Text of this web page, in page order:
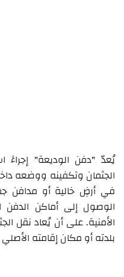
يُعدّ "دفن الوديعة" إجراءً
الجثمان وتكفينه ووضعه
في أرضٍ خالية أو مدافن
الوصول إلى أماكن الدفن
الأمنية. على أن يُعاد نقل
بلدته أو مكان إقامته